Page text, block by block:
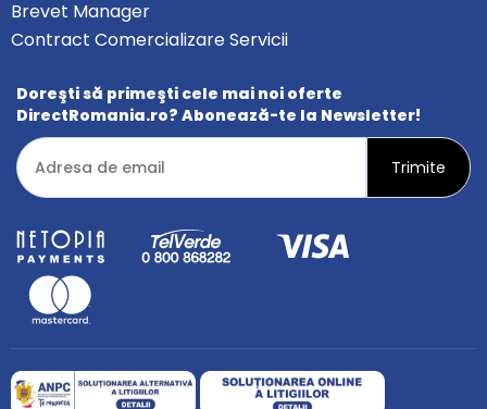
Brevet Manager
Contract Comercializare Servicii
Doreşti să primeşti cele mai noi oferte
DirectRomania.ro? Abonează-te la Newsletter!